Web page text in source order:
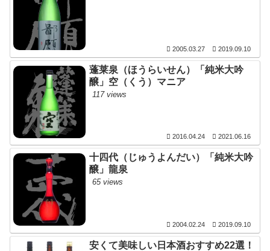
2005.03.27 2019.09.10
蓬莱泉（ほうらいせん）「純米大吟
醸」空（くう）マニア
117 views
2016.04.24 2021.06.16
十四代（じゅうよんだい）「純米大吟
醸」龍泉
65 views
2004.02.24 2019.09.10
安くて美味しい日本酒おすすめ22選！